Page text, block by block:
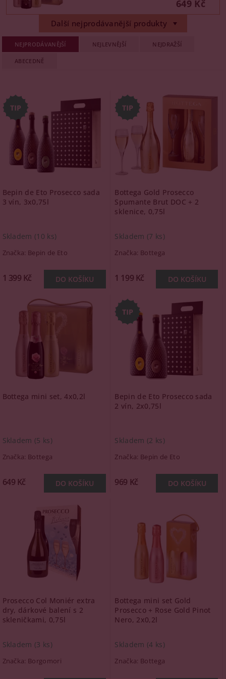
649 Kč
Další nejprodávanější produkty
NEJPRODÁVANĚJŠÍ NEJLEVNĚJŠÍ NEJDRAŽŠÍ
ABECEDNĚ
Bepin de Eto Prosecco sada
3 vín, 3x0,75l
Skladem (10 ks)
Značka: Bepin de Eto
1 399 Kč
Bottega Gold Prosecco
Spumante Brut DOC + 2
sklenice, 0,75l
Skladem (7 ks)
Značka: Bottega
1 199 Kč
Bottega mini set, 4x0,2l
Skladem (5 ks)
Značka: Bottega
649 Kč
Bepin de Eto Prosecco sada
2 vín, 2x0,75l
Skladem (2 ks)
Značka: Bepin de Eto
969 Kč
Prosecco Col Moniér extra
dry, dárkové balení s 2
skleničkami, 0,75l
Skladem (3 ks)
Značka: Borgomori
Bottega mini set Gold
Prosecco + Rose Gold Pinot
Nero, 2x0,2l
Skladem (4 ks)
Značka: Bottega